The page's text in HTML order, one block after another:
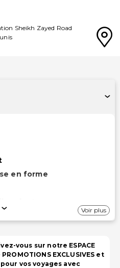
Sheikh Zayed Road
en forme
Voir plus
vous sur notre ESPACE
EXCLUSIVES et
vos voyages avec